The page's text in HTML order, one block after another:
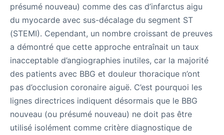
présumé nouveau) comme des cas d’infarctus aigu
du myocarde avec sus-décalage du segment ST
(STEMI). Cependant, un nombre croissant de preuves
a démontré que cette approche entraînait un taux
inacceptable d’angiographies inutiles, car la majorité
des patients avec BBG et douleur thoracique n’ont
pas d’occlusion coronaire aiguë. C’est pourquoi les
lignes directrices indiquent désormais que le BBG
nouveau (ou présumé nouveau) ne doit pas être
utilisé isolément comme critère diagnostique de